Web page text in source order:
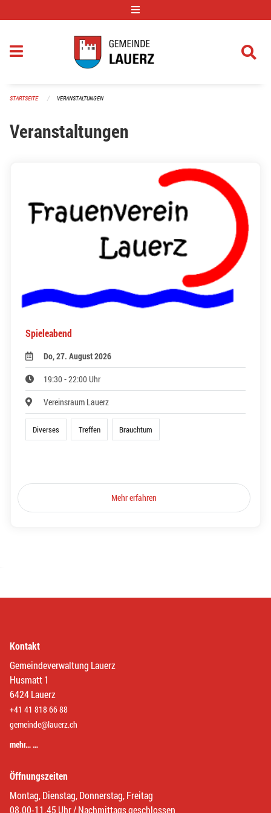
STARTSEITE VERANSTALTUNGEN
Veranstaltungen
Spieleabend
Do, 27. August 2026
19:30 - 22:00 Uhr
Vereinsraum Lauerz
Diverses Treffen Brauchtum
Mehr erfahren
Kontakt
Gemeindeverwaltung Lauerz
Husmatt 1
6424 Lauerz
+41 41 818 66 88
gemeinde@lauerz.ch
mehr… …
Öffnungszeiten
Montag, Dienstag, Donnerstag, Freitag
08.00-11.45 Uhr / Nachmittags geschlossen